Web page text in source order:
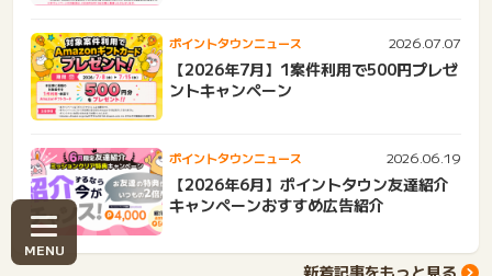
ポイントタウンニュース 2026.07.07
【2026年7月】1案件利用で500円プレゼ
ントキャンペーン
ポイントタウンニュース 2026.06.19
【2026年6月】ポイントタウン友達紹介
キャンペーンおすすめ広告紹介